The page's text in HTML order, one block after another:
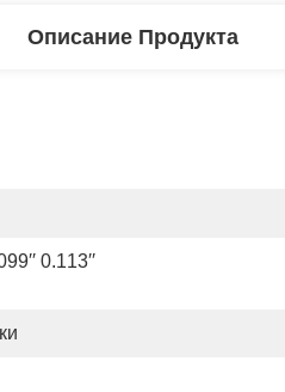
Описание Продукта
0.113′′